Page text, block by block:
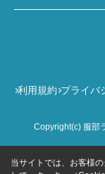
利用規約 プライバ
Copyright(c) 服部
当サイトでは、お客様